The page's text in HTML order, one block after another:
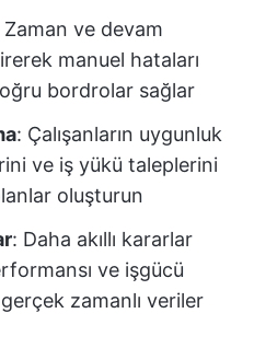
Zaman ve devam
manuel hataları
bordrolar sağlar
: Çalışanların uygunluk
ve iş yükü taleplerini
oluşturun
: Daha akıllı kararlar
ve işgücü
zamanlı veriler